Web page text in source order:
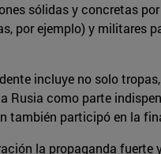
sólidas y concretas
por ejemplo) y
incluye no solo
Rusia como parte
también participó en la
la propaganda